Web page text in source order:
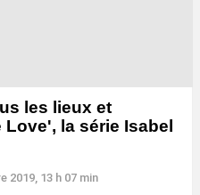
les lieux et
la série Isabel
2019, 13 h 07 min